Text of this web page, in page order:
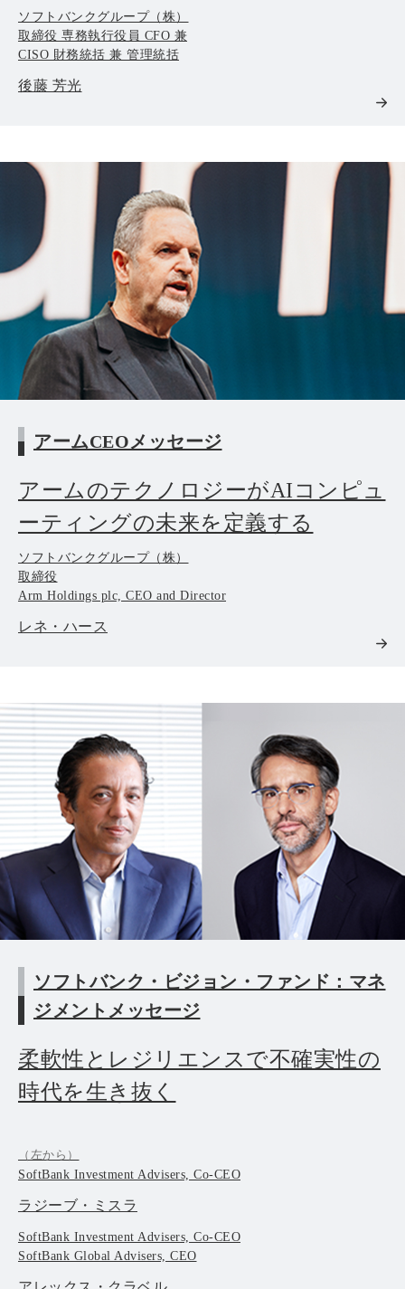
ソフトバンクグループ（株）
取締役 専務執行役員 CFO 兼
CISO 財務統括 兼 管理統括
後藤 芳光
アームCEOメッセージ
アームのテクノロジーがAIコンピュ
ーティングの未来を定義する
ソフトバンクグループ（株）
取締役
Arm Holdings plc, CEO and Director
レネ・ハース
ソフトバンク・ビジョン・ファンド：マネ
ジメントメッセージ
柔軟性とレジリエンスで不確実性の
時代を生き抜く
（左から）
SoftBank Investment Advisers, Co-CEO
ラジーブ・ミスラ
SoftBank Investment Advisers, Co-CEO
SoftBank Global Advisers, CEO